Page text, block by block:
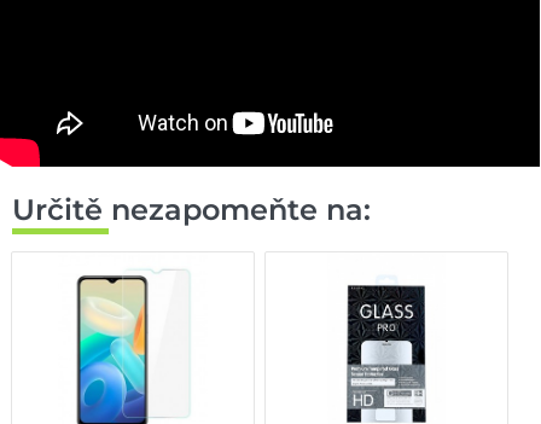
Určitě nezapomeňte na: